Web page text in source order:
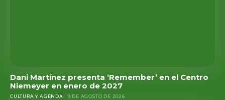
Dani Martínez presenta ‘Remember’ en el Centro
Niemeyer en enero de 2027
CULTURA Y AGENDA 9 DE AGOSTO DE 2026